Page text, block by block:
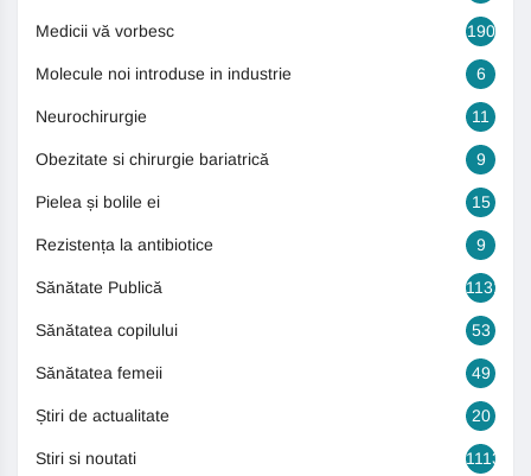
Medicii vă vorbesc 190
Molecule noi introduse in industrie 6
Neurochirurgie 11
Obezitate si chirurgie bariatrică 9
Pielea și bolile ei 15
Rezistența la antibiotice 9
Sănătate Publică 1131
Sănătatea copilului 53
Sănătatea femeii 49
Știri de actualitate 20
Stiri si noutati 1113